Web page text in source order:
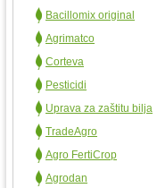
Bacillomix original
Agrimatco
Corteva
Pesticidi
Uprava za zaštitu bilja
TradeAgro
Agro FertiCrop
Agrodan